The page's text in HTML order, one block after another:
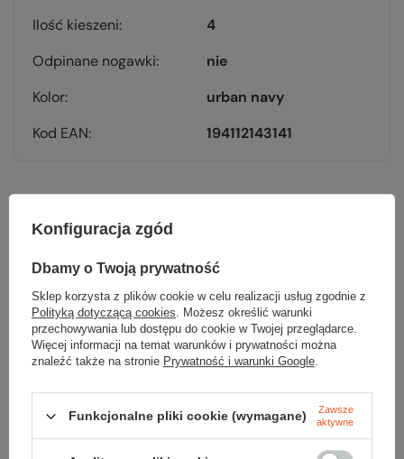
Ilość kieszeni
4
Odpinane nogawki
nie
Kolor
urban navy
Kod EAN
194112143141
Sprawdź
czy masz wszystko
TWOJA LISTA SPRZĘTOWA
Konfiguracja zgód
Dbamy o Twoją prywatność
Sklep korzysta z plików cookie w celu realizacji usług zgodnie z
Polityką dotyczącą cookies. Możesz określić warunki
przechowywania lub dostępu do cookie w Twojej przeglądarce.
Więcej informacji na temat warunków i prywatności można
znaleźć także na stronie Prywatność i warunki Google.
Funkcjonalne pliki cookie (wymagane)
Zawsze
aktywne